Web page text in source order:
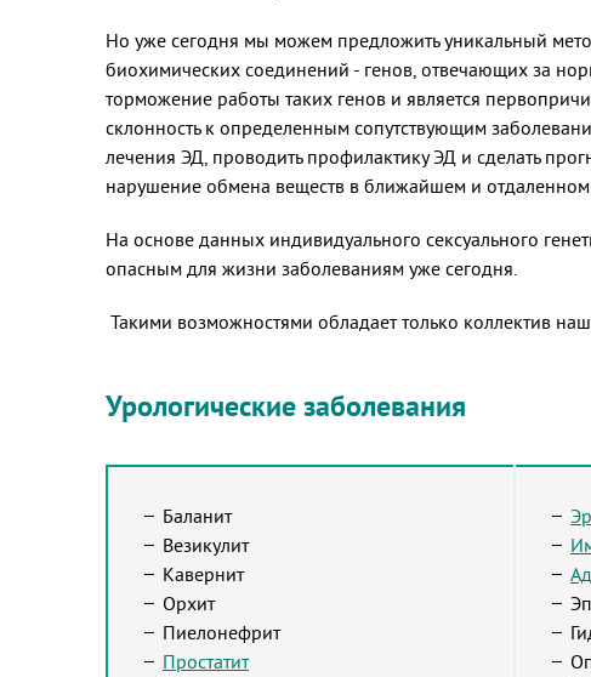
Но уже сегодня мы можем предложить уникальный
биохимических соединений - генов, отвечающих за
торможение работы таких генов и является
склонность к определенным сопутствующим
лечения ЭД, проводить профилактику ЭД и сделать
нарушение обмена веществ в ближайшем и
На основе данных индивидуального сексуального
опасным для жизни заболеваниям уже сегодня.
Такими возможностями обладает только коллектив
Урологические заболевания
Баланит
Везикулит
Кавернит
Орхит
Пиелонефрит
Простатит